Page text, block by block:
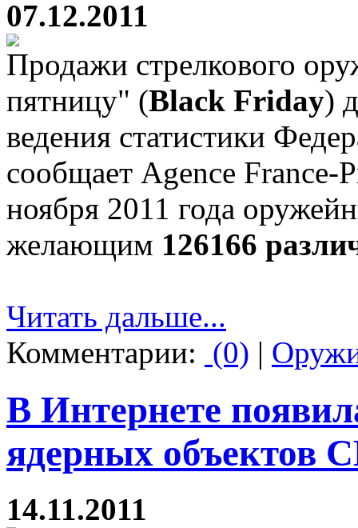
07.12.2011
Продажи стрелкового
пятницу" (Black Friday)
ведения статистики
сообщает Agence
ноября 2011 года
желающим 126166
Читать дальше...
Комментарии: (0) |
В Интернете
ядерных объектов
14.11.2011